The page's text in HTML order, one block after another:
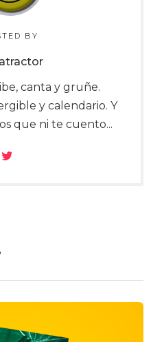
BY
canta y gruñe.
y calendario. Y
que ni te cuento...